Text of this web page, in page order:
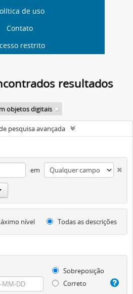
de uso
Contato
restrito
resultados
objetos digitais
pesquisa avançada
em
nível Todas as descrições
Sobreposição
Correto